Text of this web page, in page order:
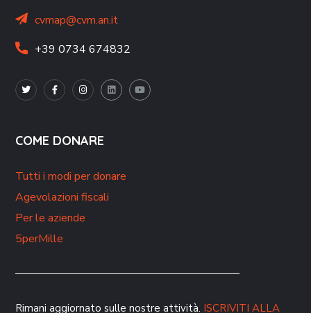
cvmap@cvm.an.it
+39 0734 674832
COME DONARE
Tutti i modi per donare
Agevolazioni fiscali
Per le aziende
5perMille
Rimani aggiornato sulle nostre attività. ISCRIVITI ALLA